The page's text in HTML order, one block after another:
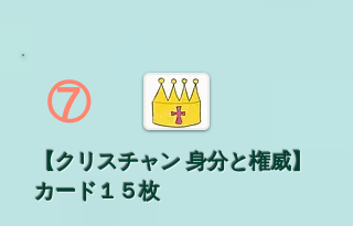
⑦
【クリスチャン 身分と権威】
カード１５枚